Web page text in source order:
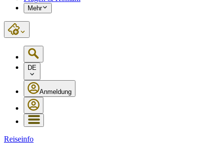
Mehr
DE
Anmeldung
Reiseinfo